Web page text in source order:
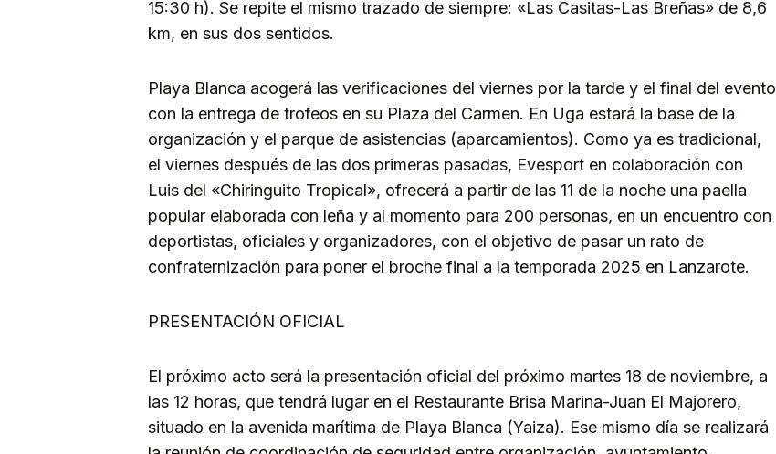
15:30 h). Se repite el mismo trazado de siempre: «Las Casitas-Las Breñas» de 8,6
km, en sus dos sentidos.
Playa Blanca acogerá las verificaciones del viernes por la tarde y el final del evento
con la entrega de trofeos en su Plaza del Carmen. En Uga estará la base de la
organización y el parque de asistencias (aparcamientos). Como ya es tradicional,
el viernes después de las dos primeras pasadas, Evesport en colaboración con
Luis del «Chiringuito Tropical», ofrecerá a partir de las 11 de la noche una paella
popular elaborada con leña y al momento para 200 personas, en un encuentro con
deportistas, oficiales y organizadores, con el objetivo de pasar un rato de
confraternización para poner el broche final a la temporada 2025 en Lanzarote.
PRESENTACIÓN OFICIAL
El próximo acto será la presentación oficial del próximo martes 18 de noviembre, a
las 12 horas, que tendrá lugar en el Restaurante Brisa Marina-Juan El Majorero,
situado en la avenida marítima de Playa Blanca (Yaiza). Ese mismo día se realizará